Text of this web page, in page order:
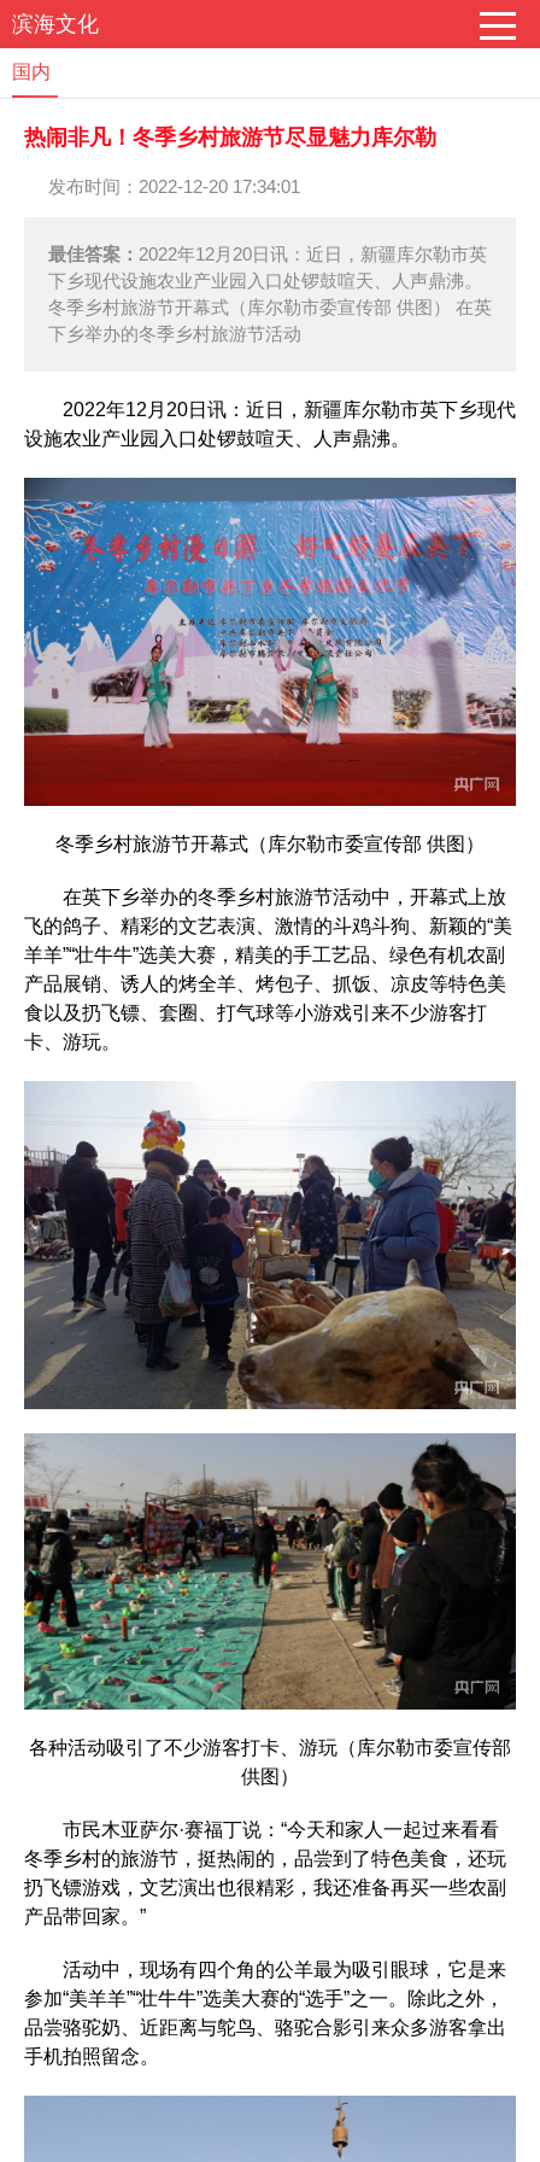
滨海文化
国内
热闹非凡！冬季乡村旅游节尽显魅力库尔勒
发布时间：2022-12-20 17:34:01
最佳答案： 2022年12月20日讯：近日，新疆库尔勒市英
下乡现代设施农业产业园入口处锣鼓喧天、人声鼎沸。
冬季乡村旅游节开幕式（库尔勒市委宣传部 供图） 在英
下乡举办的冬季乡村旅游节活动
2022年12月20日讯：近日，新疆库尔勒市英下乡现代
设施农业产业园入口处锣鼓喧天、人声鼎沸。
冬季乡村旅游节开幕式（库尔勒市委宣传部 供图）
在英下乡举办的冬季乡村旅游节活动中，开幕式上放
飞的鸽子、精彩的文艺表演、激情的斗鸡斗狗、新颖的“美
羊羊”“壮牛牛”选美大赛，精美的手工艺品、绿色有机农副
产品展销、诱人的烤全羊、烤包子、抓饭、凉皮等特色美
食以及扔飞镖、套圈、打气球等小游戏引来不少游客打
卡、游玩。
各种活动吸引了不少游客打卡、游玩（库尔勒市委宣传部
供图）
市民木亚萨尔·赛福丁说：“今天和家人一起过来看看
冬季乡村的旅游节，挺热闹的，品尝到了特色美食，还玩
扔飞镖游戏，文艺演出也很精彩，我还准备再买一些农副
产品带回家。”
活动中，现场有四个角的公羊最为吸引眼球，它是来
参加“美羊羊”“壮牛牛”选美大赛的“选手”之一。除此之外，
品尝骆驼奶、近距离与鸵鸟、骆驼合影引来众多游客拿出
手机拍照留念。